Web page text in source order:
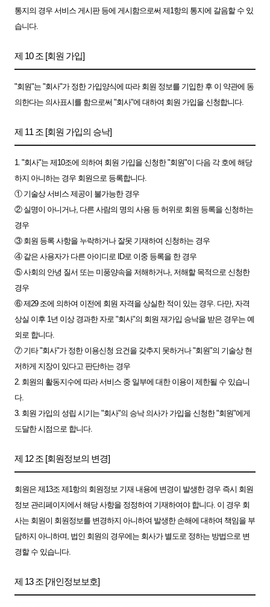
통지의 경우 서비스 게시판 등에 게시함으로써 제1항의 통지에 갈음할 수 있
습니다.
제 10 조 [회원 가입]
"회원"는 "회사"가 정한 가입양식에 따라 회원 정보를 기입한 후 이 약관에 동
의한다는 의사표시를 함으로써 "회사"에 대하여 회원 가입을 신청합니다.
제 11 조 [회원 가입의 승낙]
1. "회사"는 제10조에 의하여 회원 가입을 신청한 "회원"이 다음 각 호에 해당
하지 아니하는 경우 회원으로 등록합니다.
① 기술상 서비스 제공이 불가능한 경우
② 실명이 아니거나, 다른 사람의 명의 사용 등 허위로 회원 등록을 신청하는
경우
③ 회원 등록 사항을 누락하거나 잘못 기재하여 신청하는 경우
④ 같은 사용자가 다른 아이디로 ID로 이중 등록을 한 경우
⑤ 사회의 안녕 질서 또는 미풍양속을 저해하거나, 저해할 목적으로 신청한
경우
⑥ 제29 조에 의하여 이전에 회원 자격을 상실한 적이 있는 경우. 다만, 자격
상실 이후 1년 이상 경과한 자로 "회사"의 회원 재가입 승낙을 받은 경우는 예
외로 합니다.
⑦ 기타 "회사"가 정한 이용신청 요건을 갖추지 못하거나 "회원"의 기술상 현
저하게 지장이 있다고 판단하는 경우
2. 회원의 활동지수에 따라 서비스 중 일부에 대한 이용이 제한될 수 있습니
다.
3. 회원 가입의 성립 시기는 "회사"의 승낙 의사가 가입을 신청한 "회원"에게
도달한 시점으로 합니다.
제 12 조 [회원정보의 변경]
회원은 제13조 제1항의 회원정보 기재 내용에 변경이 발생한 경우 즉시 회원
정보 관리페이지에서 해당 사항을 정정하여 기재하여야 합니다. 이 경우 회
사는 회원이 회원정보를 변경하지 아니하여 발생한 손해에 대하여 책임을 부
담하지 아니하며, 법인 회원의 경우에는 회사가 별도로 정하는 방법으로 변
경할 수 있습니다.
제 13 조 [개인정보보호]